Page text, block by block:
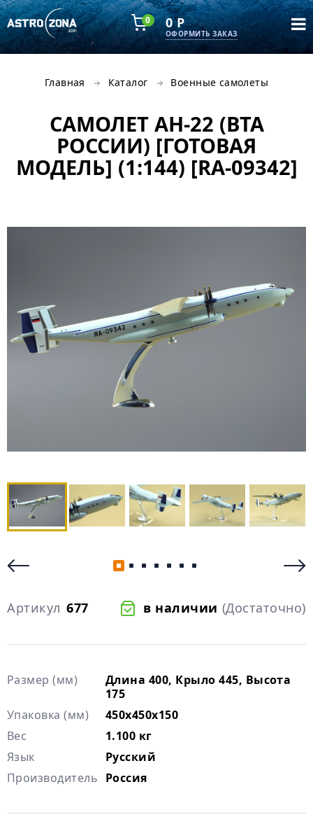
0 0 Р
ОФОРМИТЬ ЗАКАЗ
Главная Каталог Военные самолеты
САМОЛЕТ АН-22 (ВТА
РОССИИ) [ГОТОВАЯ
МОДЕЛЬ] (1:144) [RA-09342]
Артикул 677 в наличии (Достаточно)
Размер (мм)
Длина 400, Крыло 445, Высота
175
Упаковка (мм)
450х450х150
Вес
1.100 кг
Язык
Русский
Производитель Россия